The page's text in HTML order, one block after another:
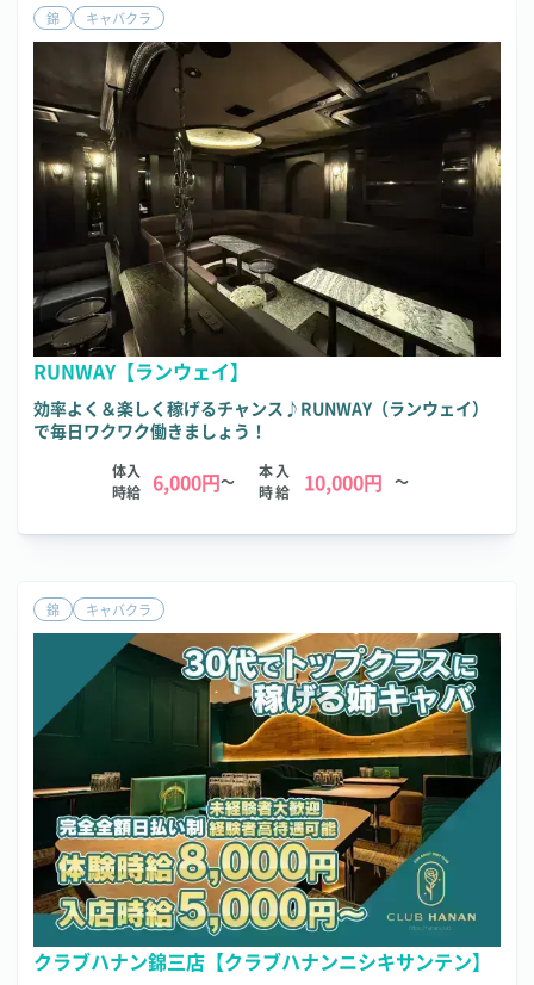
錦 キャバクラ
RUNWAY【ランウェイ】
効率よく＆楽しく稼げるチャンス♪RUNWAY（ランウェイ）
で毎日ワクワク働きましょう！
体入
時給
6,000円～
本入
時給
10,000円 ～
錦 キャバクラ
クラブハナン錦三店【クラブハナンニシキサンテン】